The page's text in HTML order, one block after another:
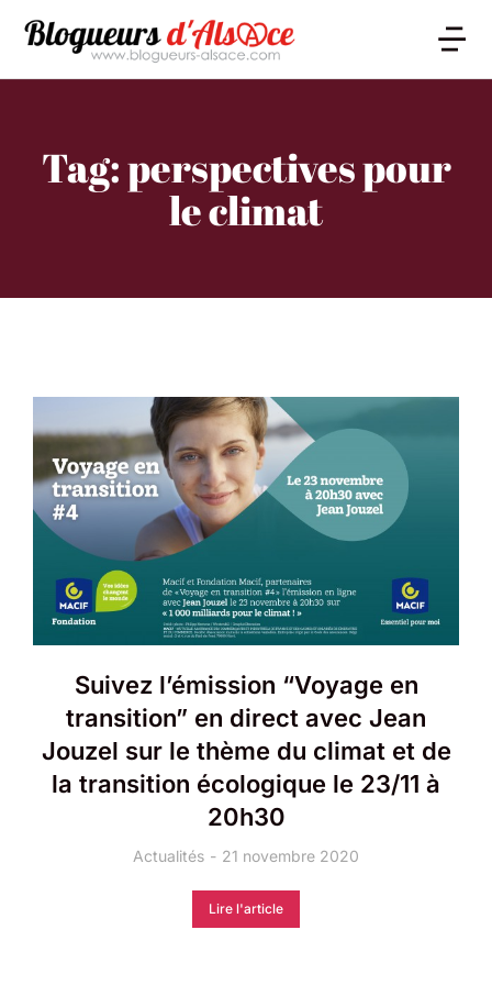
Tag: perspectives pour
le climat
Suivez l’émission “Voyage en
transition” en direct avec Jean
Jouzel sur le thème du climat et de
la transition écologique le 23/11 à
20h30
Actualités 21 novembre 2020
Lire l'article